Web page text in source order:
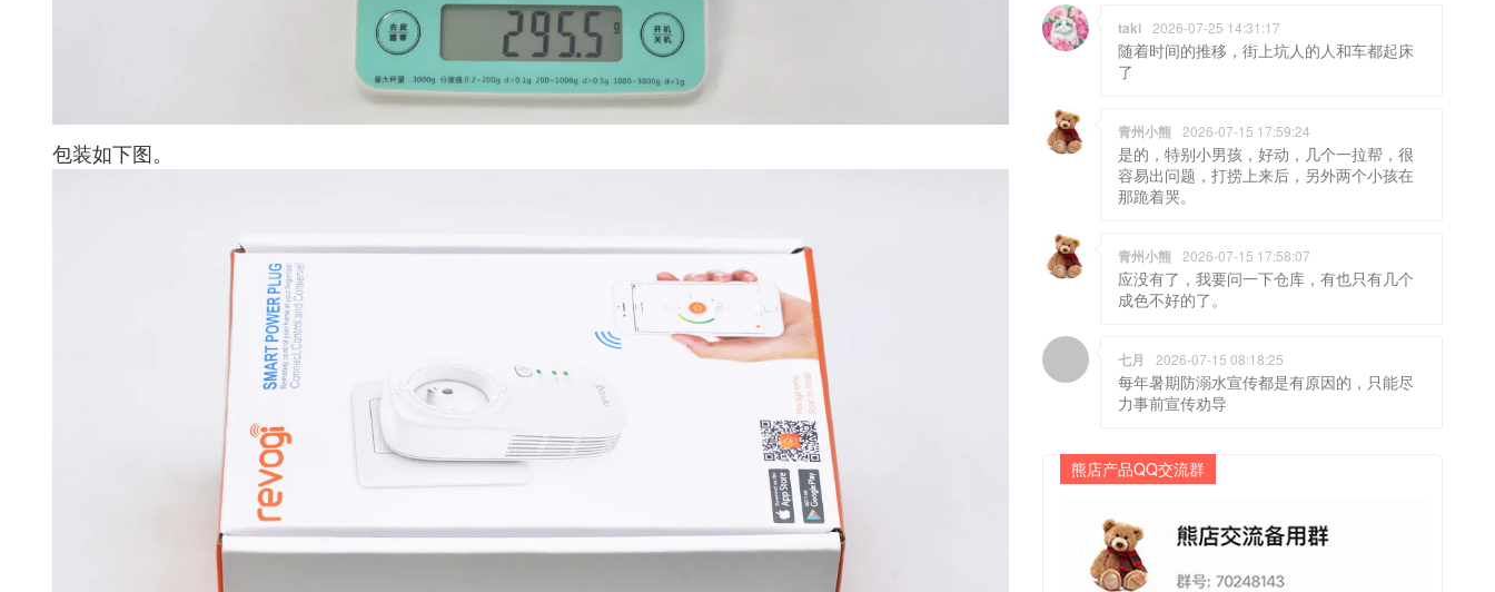
包装如下图。
taki 2026-07-25 14:31:17
随着时间的推移，街上坑人的人和车都起床
了
青州小熊 2026-07-15 17:59:24
是的，特别小男孩，好动，几个一拉帮，很
容易出问题，打捞上来后，另外两个小孩在
那跪着哭。
青州小熊 2026-07-15 17:58:07
应没有了，我要问一下仓库，有也只有几个
成色不好的了。
七月 2026-07-15 08:18:25
每年暑期防溺水宣传都是有原因的，只能尽
力事前宣传劝导
熊店产品QQ交流群